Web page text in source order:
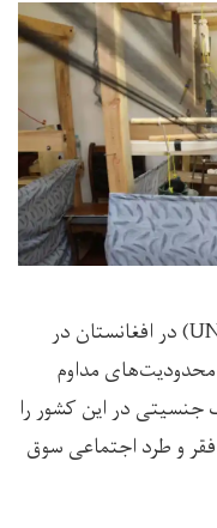
برنامه‌ی توسعه سازمان ملل متحد (UNDP) در افغانستان در
مداوم
جنسیتی در این کشور را
و طرد اجتماعی سوق